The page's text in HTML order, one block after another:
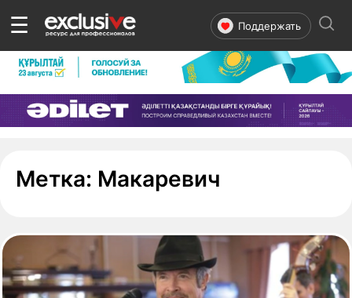
☰ Поддержать
Метка: Макаревич